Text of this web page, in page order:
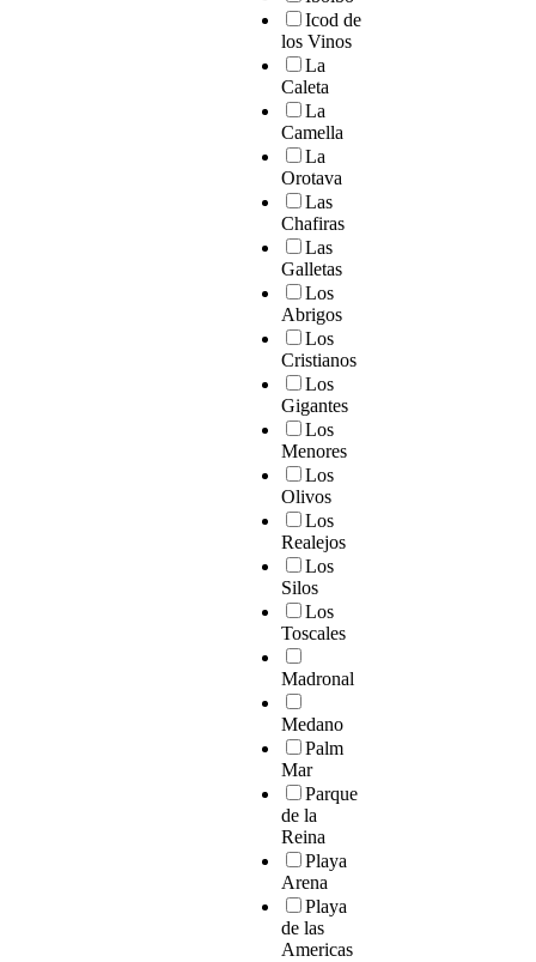
Icod de
los Vinos
La
Caleta
La
Camella
La
Orotava
Las
Chafiras
Las
Galletas
Los
Abrigos
Los
Cristianos
Los
Gigantes
Los
Menores
Los
Olivos
Los
Realejos
Los
Silos
Los
Toscales
Madronal
Medano
Palm
Mar
Parque
de la
Reina
Playa
Arena
Playa
de las
Americas